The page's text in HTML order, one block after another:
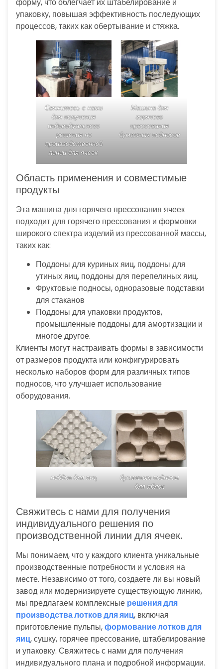
упаковку, повышая эффективность последующих
процессов, таких как обертывание и стяжка.
Свяжитесь с нами
для получения
индивидуального
решения по
производственной
линии для ячеек.
Машина для
горячего
прессования
бумажных подносов
Область применения и совместимые
продукты
Эта машина для горячего прессования ячеек
подходит для горячего прессования и формовки
широкого спектра изделий из прессованной массы,
таких как:
Поддоны для куриных яиц, поддоны для
утиных яиц, поддоны для перепелиных яиц.
Фруктовые подносы, одноразовые подставки
для стаканов
Поддоны для упаковки продуктов,
промышленные поддоны для амортизации и
многое другое.
Клиенты могут настраивать формы в зависимости
от размеров продукта или конфигурировать
несколько наборов форм для различных типов
подносов, что улучшает использование
оборудования.
поддон для яиц
бумажные подносы
для яблок
Свяжитесь с нами для получения
индивидуального решения по
производственной линии для ячеек.
Мы понимаем, что у каждого клиента уникальные
производственные потребности и условия на
месте. Независимо от того, создаете ли вы новый
завод или модернизируете существующую линию,
мы предлагаем комплексные решения для
производства лотков для яиц, включая
приготовление пульпы,формование лотков для
яиц, сушку, горячее прессование, штабелирование
и упаковку. Свяжитесь с нами для получения
индивидуального плана и подробной информации.